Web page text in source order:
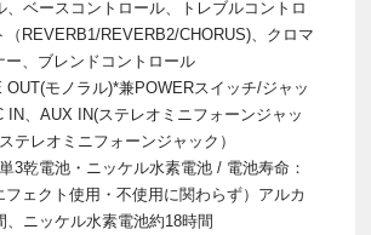
、ベースコントロール、トレブルコントロ
（REVERB1/REVERB2/CHORUS)、クロマ
ー、ブレンドコントロール
モノラル)*兼POWERスイッチ/ジャッ
IN、AUX IN(ステレオミニフォーンジャッ
テレオミニフォーンジャック）
3乾電池・ニッケル水素電池 / 電池寿命：
ェクト使用・不使用に関わらず）アルカ
、ニッケル水素電池約18時間